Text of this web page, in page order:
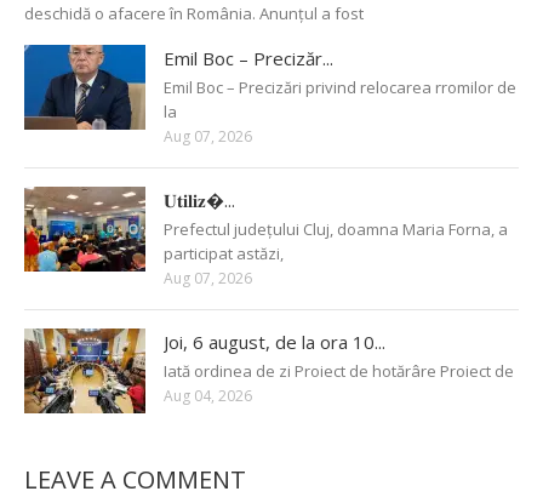
deschidă o afacere în România. Anunțul a fost
Emil Boc – Precizăr...
Emil Boc – Precizări privind relocarea rromilor de
la
Aug 07, 2026
𝐔𝐭𝐢𝐥𝐢𝐳�...
Prefectul județului Cluj, doamna Maria Forna, a
participat astăzi,
Aug 07, 2026
Joi, 6 august, de la ora 10...
Iată ordinea de zi Proiect de hotărâre Proiect de
Aug 04, 2026
LEAVE A COMMENT